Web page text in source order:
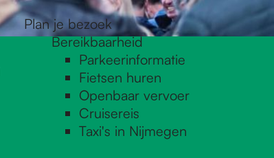
Plan je bezoek
Bereikbaarheid
Parkeerinformatie
Fietsen huren
Openbaar vervoer
Cruisereis
Taxi's in Nijmegen